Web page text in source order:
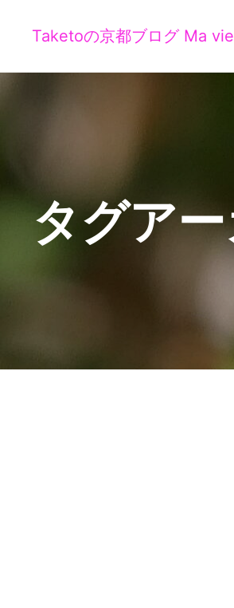
Taketoの京都ブログ Ma
タグア